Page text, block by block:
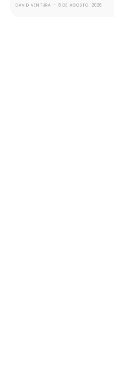
DAVID VENTURA - 8 DE AGOSTO, 2026